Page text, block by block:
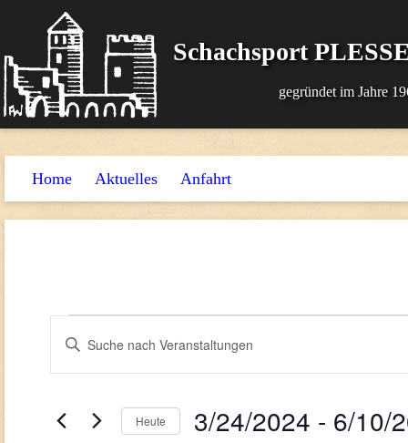
Schachsport
gegründet im Jahre
Home Aktuelles Anfahrt
Suche
Navigation
Bitte
Schlüsselwort
Veranstaltungen
Schlüsselwort.
Heute 3/24/2024 - 6/10/